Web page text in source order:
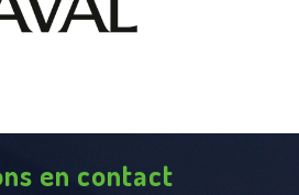
en contact